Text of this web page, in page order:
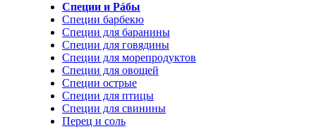
Специи и Рáбы
Специи барбекю
Специи для баранины
Специи для говядины
Специи для морепродуктов
Специи для овощей
Специи острые
Специи для птицы
Специи для свинины
Перец и соль